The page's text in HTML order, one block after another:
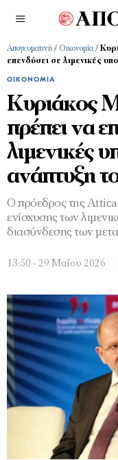
Απογευματινή / Οικονομία /
επενδύσει σε λιμενικές
ΟΙΚΟΝΟΜΊΑ
Κυριάκος
πρέπει να
λιμενικές
ανάπτυξη
Ο πρόεδρος της Attica
ενίσχυσης των
διασύνδεσης των
13:50 - 29 Μαΐου 2026